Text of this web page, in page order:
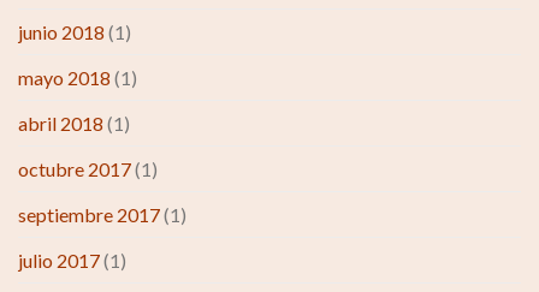
junio 2018 (1)
mayo 2018 (1)
abril 2018 (1)
octubre 2017(1)
septiembre 2017(1)
julio 2017(1)